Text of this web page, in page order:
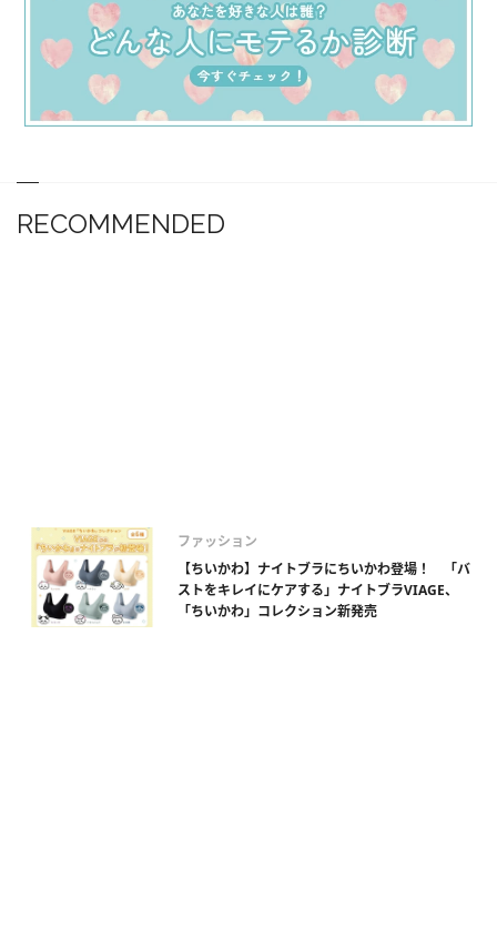
RECOMMENDED
ファッション
【ちいかわ】ナイトブラにちいかわ登場！ 「バ
ストをキレイにケアする」ナイトブラVIAGE、
「ちいかわ」コレクション新発売